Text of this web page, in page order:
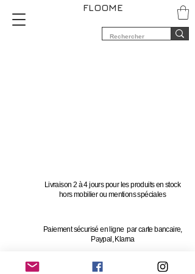
FLOOME
Livraison 2 à 4 jours pour les produits en stock
hors mobilier ou mentions spéciales
Paiement sécurisé en ligne par carte bancaire,
Paypal, Klarna
Vous avez 14 jours pour changer d'avis